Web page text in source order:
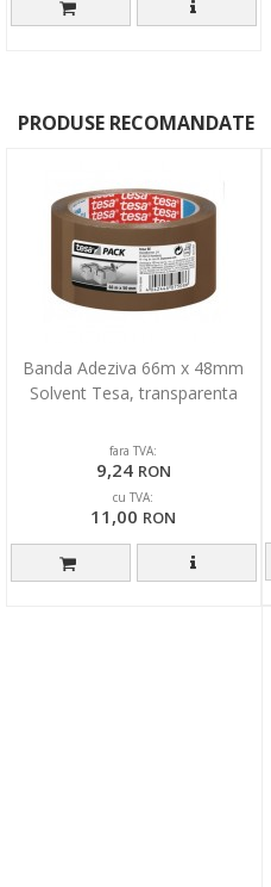
PRODUSE RECOMANDATE
Banda Adeziva 66m x 48mm
Solvent Tesa, transparenta
fara TVA:
9,24 RON
cu TVA:
11,00 RON